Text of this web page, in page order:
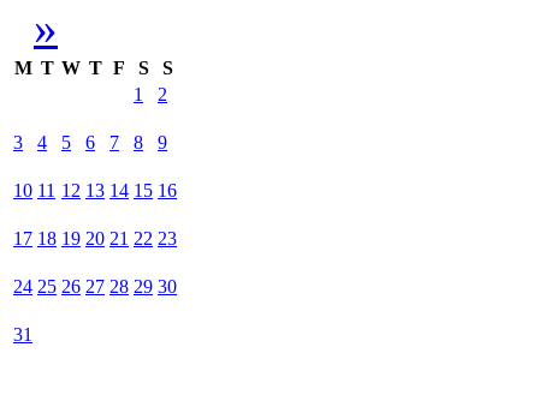
»
M T W T F S
S
1
2
3 4 5 6 7 8 9
10 11 12 13 14 15 16
17 18 19 20 21 22 23
24 25 26 27 28 29 30
31